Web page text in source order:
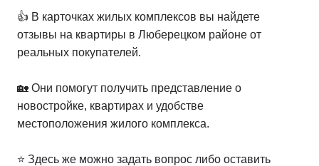
👍 В карточках жилых комплексов вы найдете
отзывы на квартиры в Люберецком районе от
реальных покупателей.
🏡 Они помогут получить представление о
новостройке, квартирах и удобстве
местоположения жилого комплекса.
⭐️ Здесь же можно задать вопрос либо оставить